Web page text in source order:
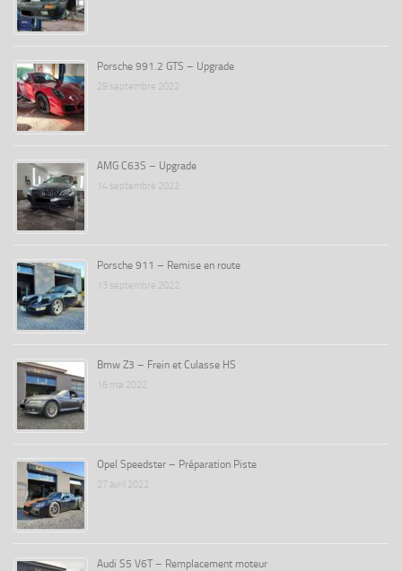
Porsche 991.2 GTS – Upgrade
28 septembre 2022
AMG C63S – Upgrade
14 septembre 2022
Porsche 911 – Remise en route
13 septembre 2022
Bmw Z3 – Frein et Culasse HS
16 mai 2022
Opel Speedster – Préparation Piste
27 avril 2022
Audi S5 V6T – Remplacement moteur